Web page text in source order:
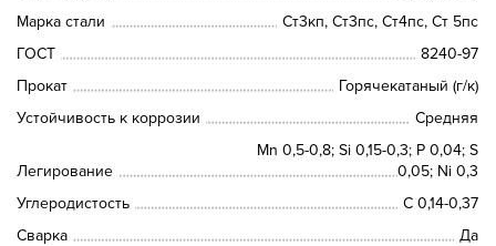
Марка стали
Ст3кп, Ст3пс, Ст4пс, Ст 5пс
ГОСТ
8240-97
Прокат
Горячекатаный (г/к)
Устойчивость к коррозии
Средняя
Легирование
Mn 0,5-0,8; Si 0,15-0,3; P 0,04; S
0,05; Ni 0,3
Углеродистость
C 0,14-0,37
Сварка
Да